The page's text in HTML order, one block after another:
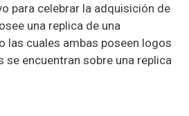
para celebrar la adquisición de
una replica de una
las cuales ambas poseen logos
se encuentran sobre una replica